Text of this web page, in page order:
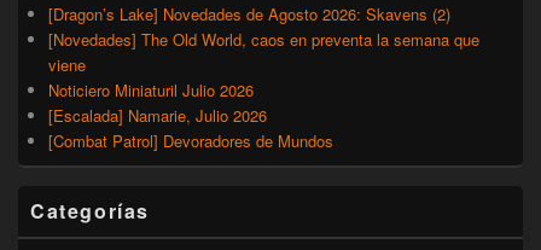
[Dragon’s Lake] Novedades de Agosto 2026: Skavens (2)
[Novedades] The Old World, caos en preventa la semana que
viene
Noticiero Miniaturil Julio 2026
[Escalada] Namarie, Julio 2026
[Combat Patrol] Devoradores de Mundos
Categorías